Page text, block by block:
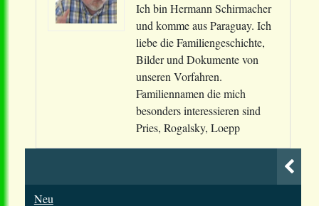
Ich bin Hermann Schirmacher
und komme aus Paraguay. Ich
liebe die Familiengeschichte,
Bilder und Dokumente von
unseren Vorfahren.
Familiennamen die mich
besonders interessieren sind
Pries, Rogalsky, Loepp
Neu